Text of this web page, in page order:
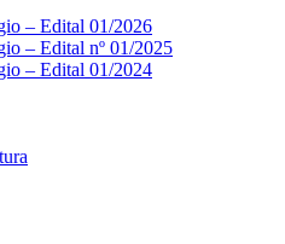
– Edital 01/2026
– Edital nº 01/2025
– Edital 01/2024